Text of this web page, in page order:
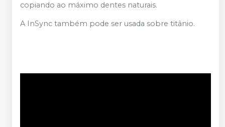
copiando ao máximo dentes naturais.
A InSync também pode ser usada sobre titânio.